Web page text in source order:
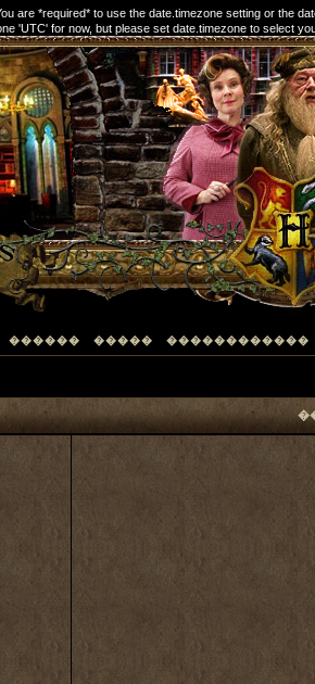
are *required* to use the date.timezone setting or the
'UTC' for now, but please set date.timezone to
������ ����� ������������